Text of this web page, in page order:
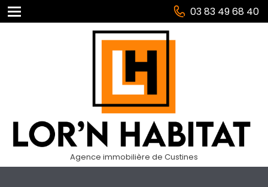
03 83 49 68 40
Agence immobilière de Custines